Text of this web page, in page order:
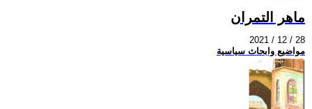
ماهر التمران
2021 / 12 / 28
مواضيع وابحاث سياسية